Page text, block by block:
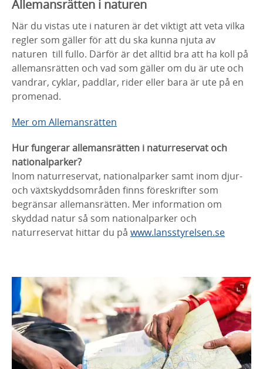
Allemansrätten i naturen
När du vistas ute i naturen är det viktigt att veta vilka
regler som gäller för att du ska kunna njuta av
naturen till fullo. Därför är det alltid bra att ha koll på
allemansrätten och vad som gäller om du är ute och
vandrar, cyklar, paddlar, rider eller bara är ute på en
promenad.
Mer om Allemansrätten
Hur fungerar allemansrätten i naturreservat och
nationalparker?
Inom naturreservat, nationalparker samt inom djur-
och växtskyddsområden finns föreskrifter som
begränsar allemansrätten. Mer information om
skyddad natur så som nationalparker och
naturreservat hittar du på www.lansstyrelsen.se